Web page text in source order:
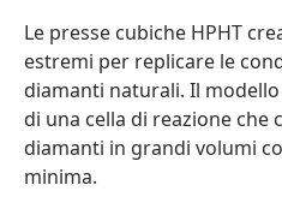
Le presse cubiche HPHT
estremi per replicare le
diamanti naturali. Il
di una cella di reazione che
diamanti in grandi volumi
minima.